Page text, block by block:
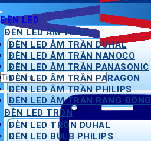
Tìm
kiếm:
ĐÈN LED
ĐÈN LED ÂM TRẦN
ĐÈN LED ÂM TRẦN DUHAL
ĐÈN LED ÂM TRẦN NANOCO
ĐÈN LED ÂM TRẦN PANASONIC
ĐÈN LED ÂM TRẦN PARAGON
ĐÈN LED ÂM TRẦN PHILIPS
ĐÈN LED ÂM TRẦN RẠNG ĐÔNG
ĐÈN LED TRÒN
ĐÈN LED TRÒN DUHAL
ĐÈN LED BULB PHILIPS